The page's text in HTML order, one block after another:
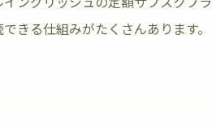
きる仕組みがたくさんあります。